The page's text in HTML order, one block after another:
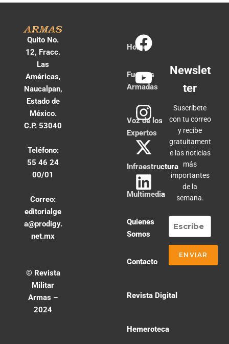
Quito No.
12, Fracc.
Las
Américas,
Naucalpan,
Estado de
México.
C.P. 53040
Teléfono:
55 46 24
00/01
Correo:
editorialge
a@prodigy.
net.mx
© Revista
Militar
Armas –
2024
Home
Fuerzas
Armadas
Voz de los
Expertos
Infraestructura
Multimedia
Quienes
Somos
Contacto
Revista Digital
Hemeroteca
Newslet
ter
Suscríbete
con tu correo
y recibe
gratuitament
e las noticias
más
importantes
de la
semana.